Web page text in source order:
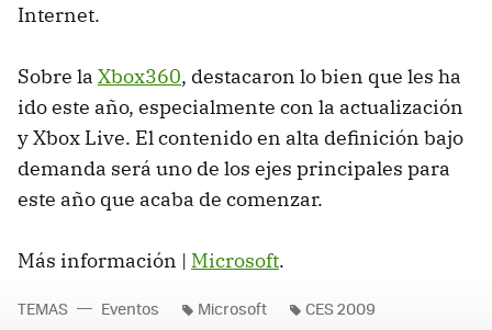
Internet.
Sobre la Xbox360, destacaron lo bien que les ha
ido este año, especialmente con la actualización
y Xbox Live. El contenido en alta definición bajo
demanda será uno de los ejes principales para
este año que acaba de comenzar.
Más información | Microsoft.
TEMAS Eventos Microsoft CES 2009